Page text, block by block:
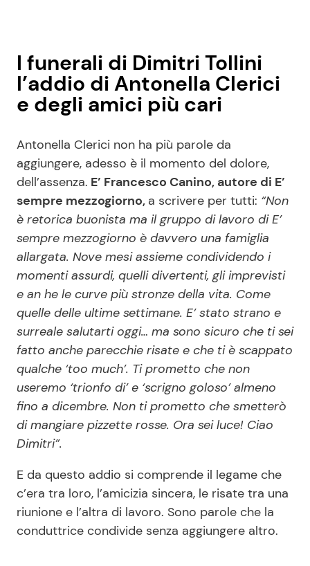
I funerali di Dimitri Tollini
l’addio di Antonella Clerici
e degli amici più cari
Antonella Clerici non ha più parole da
aggiungere, adesso è il momento del dolore,
dell’assenza. E’ Francesco Canino, autore di E’
sempre mezzogiorno, a scrivere per tutti: “Non
è retorica buonista ma il gruppo di lavoro di E’
sempre mezzogiorno è davvero una famiglia
allargata. Nove mesi assieme condividendo i
momenti assurdi, quelli divertenti, gli imprevisti
e an he le curve più stronze della vita. Come
quelle delle ultime settimane. E’ stato strano e
surreale salutarti oggi… ma sono sicuro che ti sei
fatto anche parecchie risate e che ti è scappato
qualche ‘too much’. Ti prometto che non
useremo ‘trionfo di’ e ‘scrigno goloso’ almeno
fino a dicembre. Non ti prometto che smetterò
di mangiare pizzette rosse. Ora sei luce! Ciao
Dimitri”.
E da questo addio si comprende il legame che
c’era tra loro, l’amicizia sincera, le risate tra una
riunione e l’altra di lavoro. Sono parole che la
conduttrice condivide senza aggiungere altro.